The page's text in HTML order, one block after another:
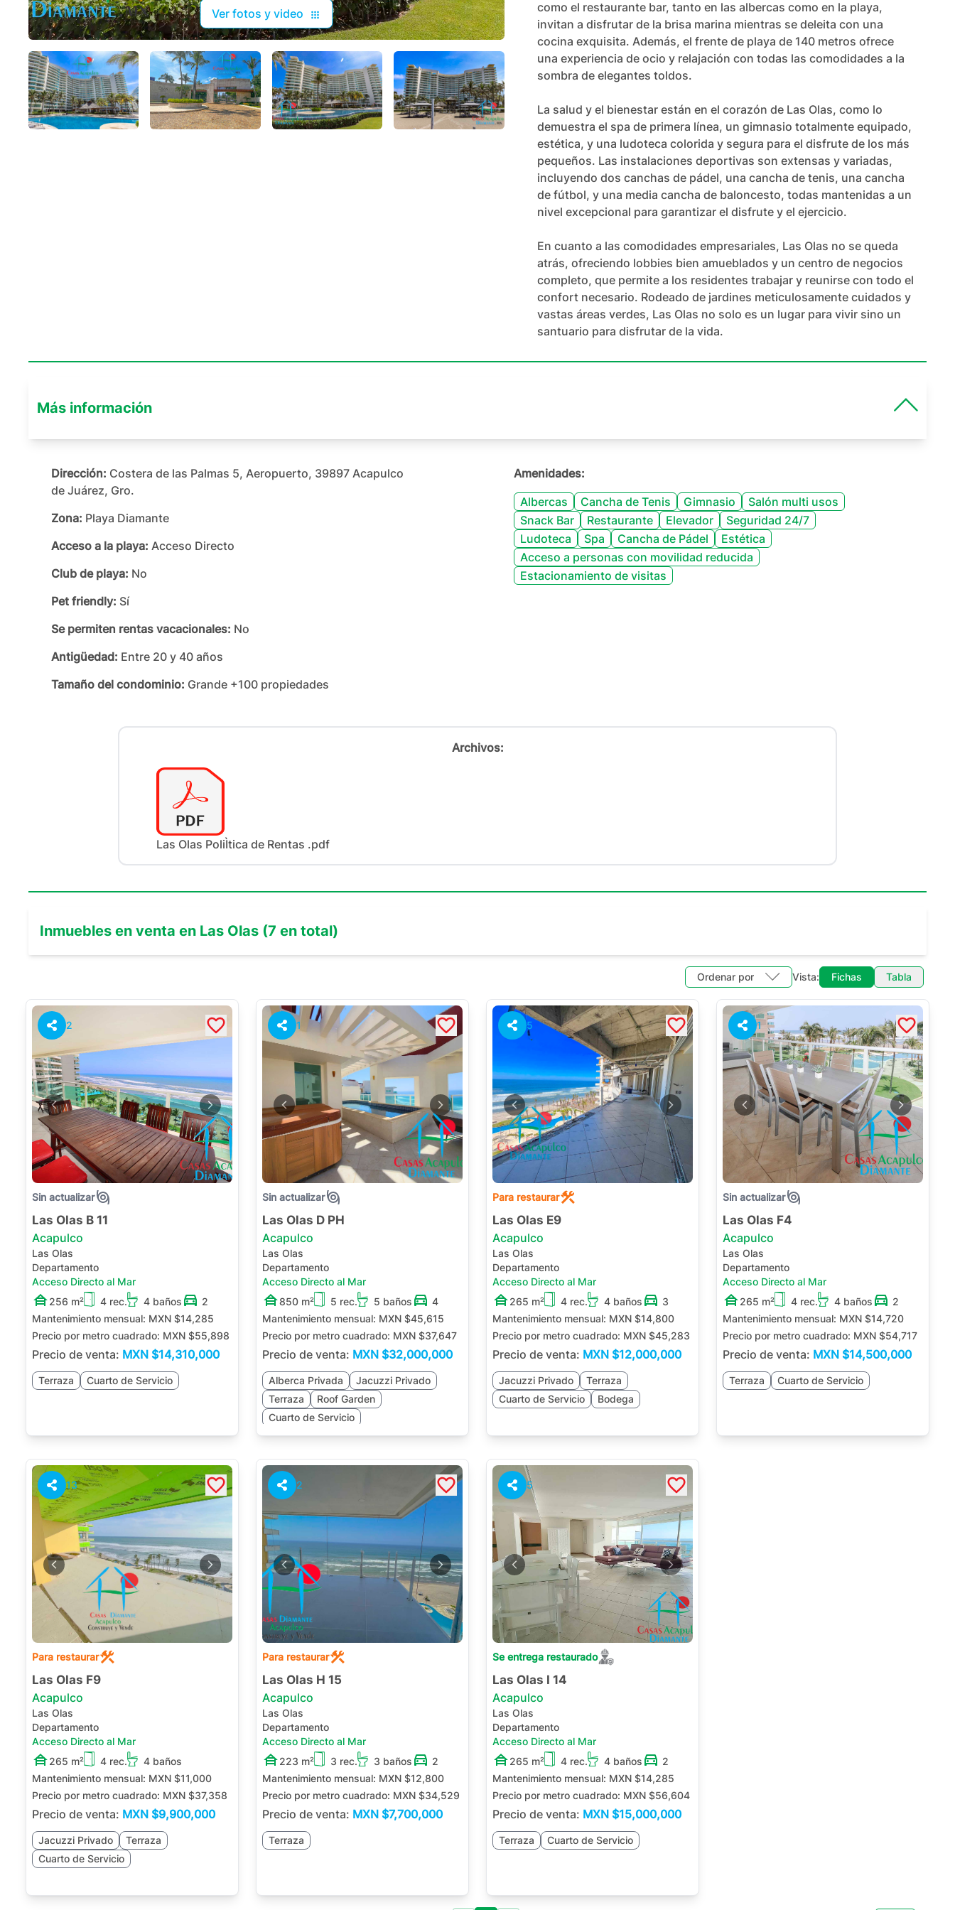
Ver fotos y video
como el restaurante bar, tanto en las albercas como en la playa,
invitan a disfrutar de la brisa marina mientras se deleita con una
cocina exquisita. Además, el frente de playa de 140 metros ofrece
una experiencia de ocio y relajación con todas las comodidades a la
sombra de elegantes toldos.
La salud y el bienestar están en el corazón de Las Olas, como lo
demuestra el spa de primera línea, un gimnasio totalmente equipado,
estética, y una ludoteca colorida y segura para el disfrute de los más
pequeños. Las instalaciones deportivas son extensas y variadas,
incluyendo dos canchas de pádel, una cancha de tenis, una cancha
de fútbol, y una media cancha de baloncesto, todas mantenidas a un
nivel excepcional para garantizar el disfrute y el ejercicio.
En cuanto a las comodidades empresariales, Las Olas no se queda
atrás, ofreciendo lobbies bien amueblados y un centro de negocios
completo, que permite a los residentes trabajar y reunirse con todo el
confort necesario. Rodeado de jardines meticulosamente cuidados y
vastas áreas verdes, Las Olas no solo es un lugar para vivir sino un
santuario para disfrutar de la vida.
Más información
Dirección: Costera de las Palmas 5, Aeropuerto, 39897 Acapulco
de Juárez, Gro.
Zona: Playa Diamante
Acceso a la playa: Acceso Directo
Club de playa: No
Pet friendly: Sí
Se permiten rentas vacacionales: No
Antigüedad: Entre 20 y 40 años
Tamaño del condominio: Grande +100 propiedades
Amenidades:
Albercas
Cancha de Tenis Gimnasio
Salón multi usos
Snack Bar
Restaurante Elevador
Seguridad 24/7
Ludoteca
Spa Cancha de Pádel
Estética
Acceso a personas con movilidad reducida
Estacionamiento de visitas
Archivos:
Las Olas PoliÌtica de Rentas .pdf
Inmuebles en venta en Las Olas (7 en total)
Ordenar por Vista: Fichas Tabla
2
Sin actualizar
Las Olas B 11
Acapulco
Las Olas
Departamento
Acceso Directo al Mar
256 m²
4 rec. 4 baños
2
Mantenimiento mensual: MXN $14,285
Precio por metro cuadrado: MXN $55,898
Precio de venta: MXN $14,310,000
Terraza Cuarto de Servicio
1
Sin actualizar
Las Olas D PH
Acapulco
Las Olas
Departamento
Acceso Directo al Mar
850 m²
5 rec. 5 baños
4
Mantenimiento mensual: MXN $45,615
Precio por metro cuadrado: MXN $37,647
Precio de venta: MXN $32,000,000
Alberca Privada
Jacuzzi Privado
Terraza
Roof Garden
Cuarto de Servicio
5
Para restaurar
Las Olas E9
Acapulco
Las Olas
Departamento
Acceso Directo al Mar
265 m²
4 rec. 4 baños
3
Mantenimiento mensual: MXN $14,800
Precio por metro cuadrado: MXN $45,283
Precio de venta: MXN $12,000,000
Jacuzzi Privado
Terraza
Cuarto de Servicio
Bodega
1
Sin actualizar
Las Olas F4
Acapulco
Las Olas
Departamento
Acceso Directo al Mar
265 m²
4 rec. 4 baños
2
Mantenimiento mensual: MXN $14,720
Precio por metro cuadrado: MXN $54,717
Precio de venta: MXN $14,500,000
Terraza Cuarto de Servicio
13
Para restaurar
Las Olas F9
Acapulco
Las Olas
Departamento
Acceso Directo al Mar
265 m²
4 rec.
4 baños
Mantenimiento mensual: MXN $11,000
Precio por metro cuadrado: MXN $37,358
Precio de venta: MXN $9,900,000
Jacuzzi Privado
Terraza
Cuarto de Servicio
2
Para restaurar
Las Olas H 15
Acapulco
Las Olas
Departamento
Acceso Directo al Mar
223 m²
3 rec. 3 baños
2
Mantenimiento mensual: MXN $12,800
Precio por metro cuadrado: MXN $34,529
Precio de venta: MXN $7,700,000
Terraza
5
Se entrega restaurado
Las Olas I 14
Acapulco
Las Olas
Departamento
Acceso Directo al Mar
265 m²
4 rec. 4 baños
2
Mantenimiento mensual: MXN $14,285
Precio por metro cuadrado: MXN $56,604
Precio de venta: MXN $15,000,000
Terraza Cuarto de Servicio